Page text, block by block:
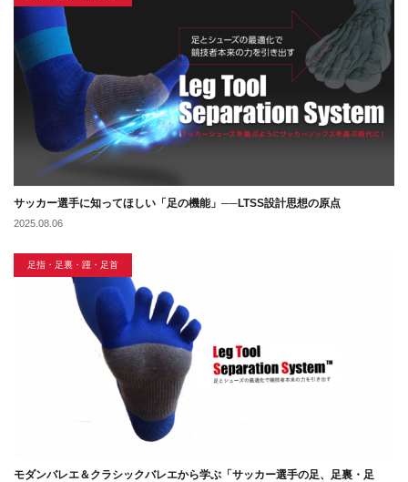
サッカー選手に知ってほしい「足の機能」──LTSS設計思想の原点
2025.08.06
足指・足裏・踵・足首
モダンバレエ＆クラシックバレエから学ぶ「サッカー選手の足、足裏・足